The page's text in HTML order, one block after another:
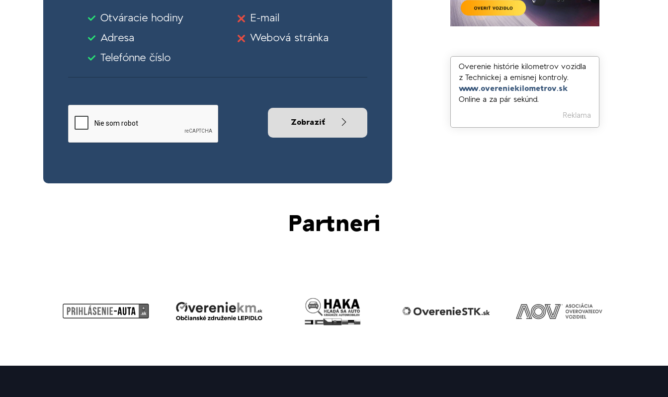
Otváracie hodiny
Adresa
Telefónne číslo
E-mail
Webová stránka
Zobraziť
Overenie histórie kilometrov vozidla
z Technickej a emisnej kontroly.
www.overeniekilometrov.sk
Online a za pár sekúnd.
Reklama
Partneri